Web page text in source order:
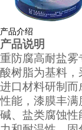
产品介绍
产品说明
重防腐高耐盐雾
酸树脂为基料
进口材料研制
性能，漆膜丰满
碱、盐类腐蚀